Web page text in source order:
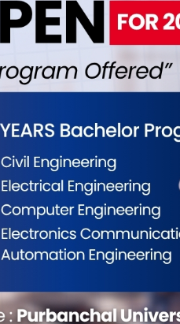
२०७१ सालमा मोरङमा दुर्घटनामा परी
प्रहरी कार्यालय मोरङले जनाएको छ ।
९१ वटा सवारी दुर्घटनामा ९७ जनाको
सवारी साधनलाई कारबाही गरी १
उठाएको कार्यालयले जनाए�. . .
Apr 15, 2015
बिराटनगर बैशाख २/ चेकजांचका क्रममा
औषध सहित बिराटनगर ६ का विष्णु
लाई प्रहरीले पक्राउ गरेको छ ।. . .
खुल्ला संस्कृति रक्षा दौड हुदै
Apr 13, 2015